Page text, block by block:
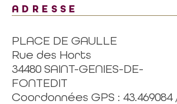
ADRESSE
PLACE DE GAULLE
Rue des Horts
34480 SAINT-GENIES-DE-
FONTEDIT
Coordonnées GPS : 43.469084